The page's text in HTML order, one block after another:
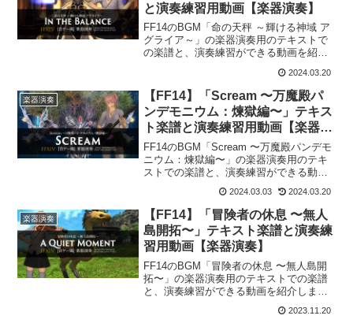
と演奏練習用動画【楽器演奏】
FF14のBGM「命の天秤 ～輝ける神域 ア
グライア～」の楽器演奏用のテキストで
の楽譜と、演奏練習ができる動画を紹介
Balance” Bard Performance. P...2024.03.20
楽器演奏
【FF14】「Scream 〜万魔殿パ
ンデモニウム：煉獄編〜」テキス
ト楽譜と演奏練習用動画【楽器演
奏】
FF14のBGM「Scream 〜万魔殿パンデモ
ニウム：煉獄編〜」の楽器演奏用のテキ
ストでの楽譜と、演奏練習ができる動画
“Scream” Bard Performance. Pl...
2024.03.03 2024.03.20
楽器演奏
【FF14】「冒険者の休息 〜無人
島開拓〜」テキスト楽譜と演奏練
習用動画【楽器演奏】
FF14のBGM「冒険者の休息 〜無人島開
拓〜」の楽器演奏用のテキストでの楽譜
と、演奏練習ができる動画を紹介しま
Moment” Bard Performance. Pleas...
2023.11.20